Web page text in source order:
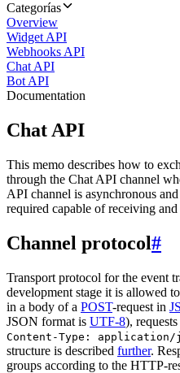
Categorías
Overview
Widget API
Webhooks API
Chat API
Bot API
Documentation
Chat API
This memo describes how to
through the Chat API channel
API channel is asynchronous
required capable of receiving and
Channel protocol#
Transport protocol for the event
development stage it is allowed
in a body of a POST-request in
JSON format is UTF-8),
Content-Type:
structure is described further.
groups according to the HTTP-